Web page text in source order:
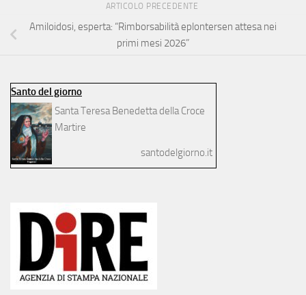
ARTICOLO PRECEDENTE
Amiloidosi, esperta: “Rimborsabilità eplontersen attesa nei
primi mesi 2026”
Santo del giorno
Santa Teresa Benedetta della Croce
Martire
santodelgiorno.it